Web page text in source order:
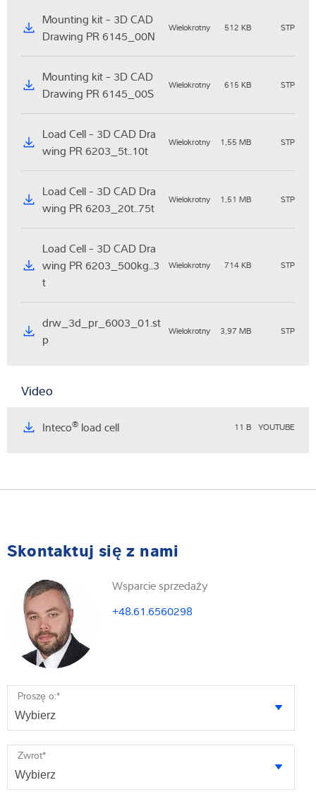
Mounting kit - 3D CAD
Drawing PR 6145_00N
Wielokrotny 512 KB STP
Mounting kit - 3D CAD
Drawing PR 6145_00S
Wielokrotny 615 KB STP
Load Cell - 3D CAD Dra
wing PR 6203_5t..10t
Wielokrotny 1,55 MB STP
Load Cell - 3D CAD Dra
wing PR 6203_20t..75t
Wielokrotny 1,51 MB STP
Load Cell - 3D CAD Dra
wing PR 6203_500kg..3
t
Wielokrotny 714 KB STP
drw_3d_pr_6003_01.st
p
Wielokrotny 3,97 MB STP
Video
Inteco® load cell 11 B YOUTUBE
Skontaktuj się z nami
Wsparcie sprzedaży
+48.61.6560298
Proszę o:*
Zwrot*